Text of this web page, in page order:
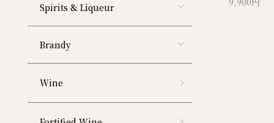
Spirits & Liqueur
Brandy
Wine